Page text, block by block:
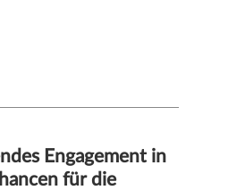
Engagement in
für die